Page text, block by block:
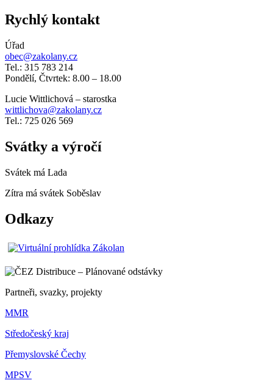
Rychlý kontakt
Úřad
obec@zakolany.cz
Tel.: 315 783 214
Pondělí, Čtvrtek: 8.00 – 18.00
Lucie Wittlichová – starostka
wittlichova@zakolany.cz
Tel.: 725 026 569
Svátky a výročí
Svátek má Lada
Zítra má svátek Soběslav
Odkazy
Partneři, svazky, projekty
MMR
Středočeský kraj
Přemyslovské Čechy
MPSV